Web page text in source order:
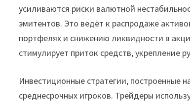
усиливаются риски валютной
эмитентов. Это ведёт к распродаже
портфелях и снижению ликвидности в
стимулирует приток средств, укрепление
Инвестиционные стратегии, построенные
среднесрочных игроков. Трейдеры